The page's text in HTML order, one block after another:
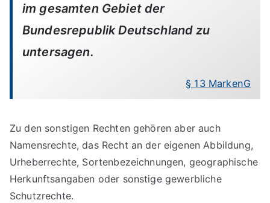
im gesamten Gebiet der
Bundesrepublik Deutschland zu
untersagen.
§ 13 MarkenG
Zu den sonstigen Rechten gehören aber auch
Namensrechte, das Recht an der eigenen Abbildung,
Urheberrechte, Sortenbezeichnungen, geographische
Herkunftsangaben oder sonstige gewerbliche
Schutzrechte.